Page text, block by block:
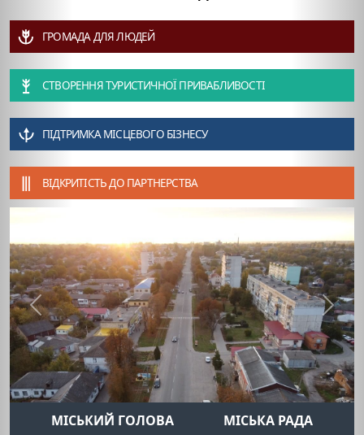
ГРОМАДА ДЛЯ ЛЮДЕЙ
СТВОРЕННЯ ТУРИСТИЧНОЇ ПРИВАБЛИВОСТІ
ПІДТРИМКА МІСЦЕВОГО БІЗНЕСУ
ВІДКРИТІСТЬ ДО ПАРТНЕРСТВА
Previous Next
МІСЬКИЙ ГОЛОВА
МІСЬКА РАДА